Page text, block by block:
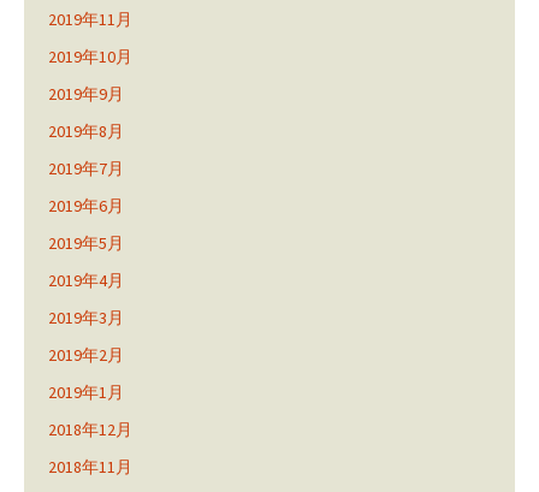
2019年11月
2019年10月
2019年9月
2019年8月
2019年7月
2019年6月
2019年5月
2019年4月
2019年3月
2019年2月
2019年1月
2018年12月
2018年11月